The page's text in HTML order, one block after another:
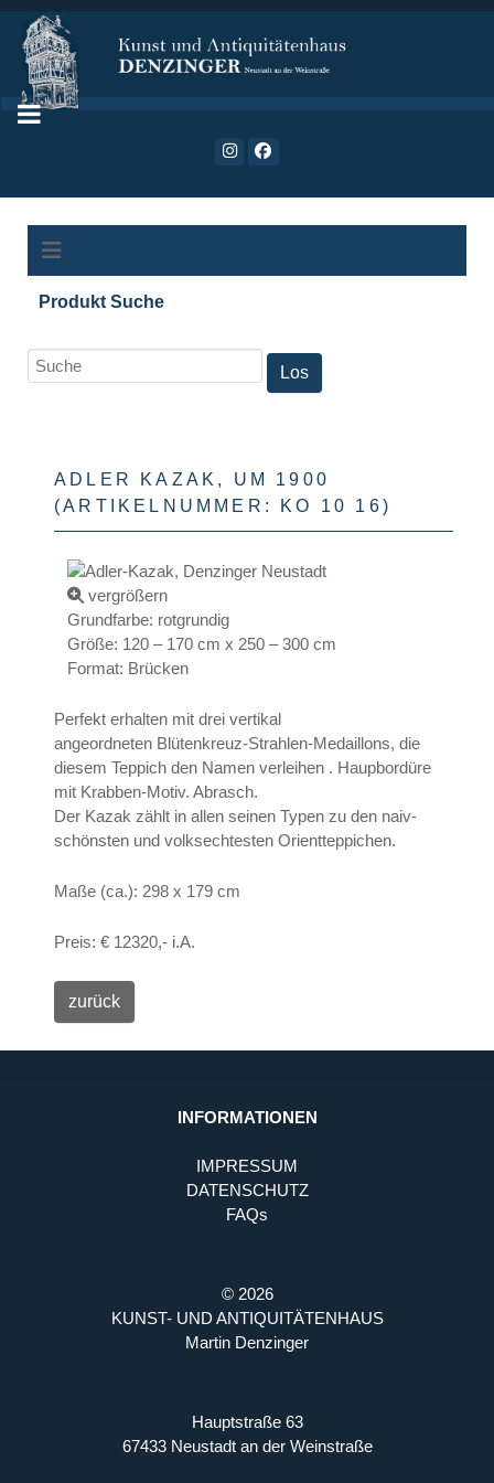
Produkt Suche
ADLER KAZAK, UM 1900
(ARTIKELNUMMER:
KO 10 16)
vergrößern
Grundfarbe: rotgrundig
Größe: 120 – 170 cm x 250 – 300 cm
Format: Brücken
Perfekt erhalten mit drei vertikal
angeordneten Blütenkreuz-Strahlen-Medaillons, die
diesem Teppich den Namen verleihen . Haupbordüre
mit Krabben-Motiv. Abrasch.
Der Kazak zählt in allen seinen Typen zu den naiv-
schönsten und volksechtesten Orientteppichen.
Maße (ca.): 298 x 179 cm
Preis: € 12320,- i.A.
INFORMATIONEN
IMPRESSUM
DATENSCHUTZ
FAQs
© 2026
KUNST- UND ANTIQUITÄTENHAUS
Martin Denzinger
Hauptstraße 63
67433 Neustadt an der Weinstraße